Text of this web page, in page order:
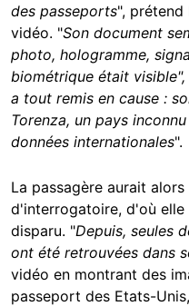
des passeports",
vidéo. "Son document
photo, hologramme,
biométrique était visible",
a tout remis en cause :
Torenza, un pays
données internationales".
La passagère aurait
d'interrogatoire, d'où elle
disparu. "Depuis, seules
ont été retrouvées dans
vidéo en montrant des
passeport des Etats-